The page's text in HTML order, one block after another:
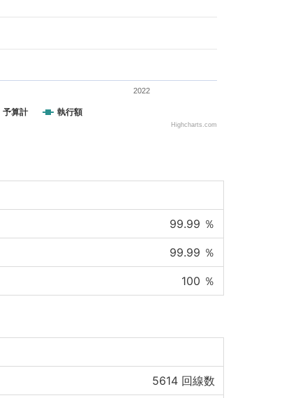
予算計 執行額
2022
Highcharts.com
99.99 ％
99.99 ％
100 ％
5614 回線数